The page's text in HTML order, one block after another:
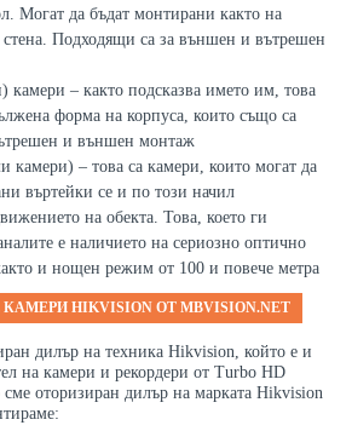
Могат да бъдат монтирани както на
стена. Подходящи са за външен и вътрешен
камери – както подсказва името им, това
форма на корпуса, които също са
и външен монтаж
камери) – това са камери, които могат да
въртейки се и по този начил
на обекта. Това, което ги
е наличието на сериозно оптично
и нощен режим от 100 и повече метра
КАМЕРИ HIKVISION ОТ MBVISION.NET
дилър на техника Hikvision, който е и
на камери и рекордери от Turbo HD
оторизиран дилър на марката Hikvision